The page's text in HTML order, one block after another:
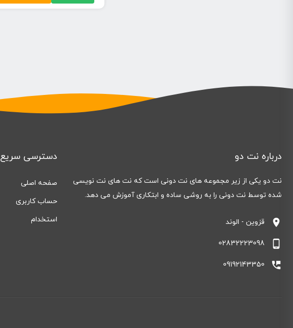
درباره نت دو
نت دو یکی از زیر مجموعه های نت دونی است که نت های نت نویسی
شده توسط نت دونی را به روشی ساده و ابتکاری آموزش می دهد.
location_on قزوین - الوند
phone_android
02832223098
perm_phone_msg
09192143350
دسترسی سریع
صفحه اصلی
حساب کاربری
استخدام